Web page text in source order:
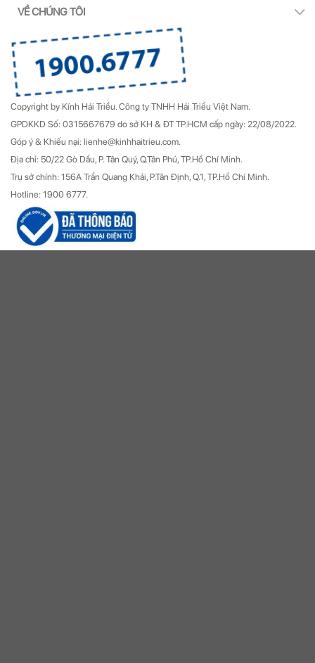
VỀ CHÚNG TÔI
Copyright by Kính Hải Triều. Công ty TNHH Hải Triều Việt Nam.
GPDKKD Số: 0315667679 do sở KH & ĐT TP.HCM cấp ngày: 22/08/2022.
Góp ý & Khiếu nại: lienhe@kinhhaitrieu.com.
Địa chỉ: 50/22 Gò Dầu, P. Tân Quý, Q.Tân Phú, TP.Hồ Chí Minh.
Trụ sở chính: 156A Trần Quang Khải, P.Tân Định, Q.1, TP.Hồ Chí Minh.
Hotline: 1900 6777.